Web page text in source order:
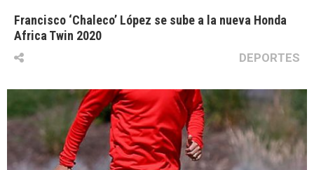
Francisco ‘Chaleco’ López se sube a la nueva Honda
Africa Twin 2020
DEPORTES